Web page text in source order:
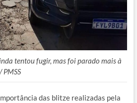
tentou fugir, mas foi parado mais à
das blitze realizadas pela